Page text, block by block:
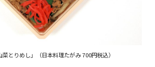
とりめし」（日本料理たがみ 700円税込）